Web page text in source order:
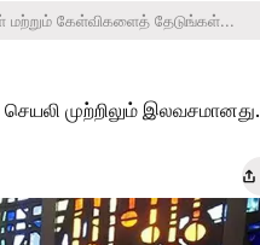
முற்றிலும் இலவசமானது.